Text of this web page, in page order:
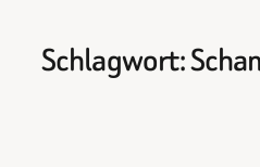
Schlagwort: